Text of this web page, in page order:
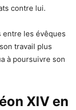
contre lui.
entre les évêques
travail plus
à poursuivre son
XIV en